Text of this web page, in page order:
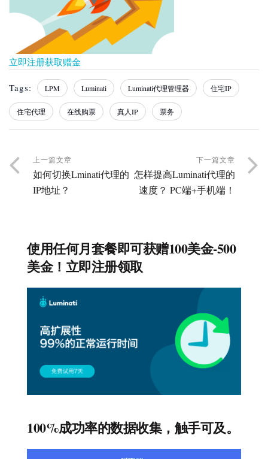
立即注册获取赠金
Tags: LPM Luminati Luminati代理管理器 住宅IP
住宅代理 在线购票 真人IP 票务
上一篇文章
如何切换Lminati代理的
IP地址？
下一篇文章
怎样提高Luminati代理的
速度？ PC端+手机端！
使用任何月套餐即可获赠100美金-500
美金！立即注册领取
100%成功率的数据收集，触手可及。